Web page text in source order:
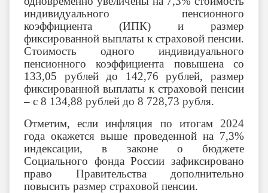
индивидуального пенсионного
коэффициента (ИПК) и размер
фиксированной выплаты к страховой пенсии.
Стоимость одного индивидуального
пенсионного коэффициента повышена со
133,05 рублей до 142,76 рублей, размер
фиксированной выплаты к страховой пенсии
– с 8 134,88 рублей до 8 728,73 рубля.
Отметим, если инфляция по итогам 2024
года окажется выше проведенной на 7,3%
индексации, в законе о бюджете
Социального фонда России зафиксировано
право Правительства дополнительно
повысить размер страховой пенсии.